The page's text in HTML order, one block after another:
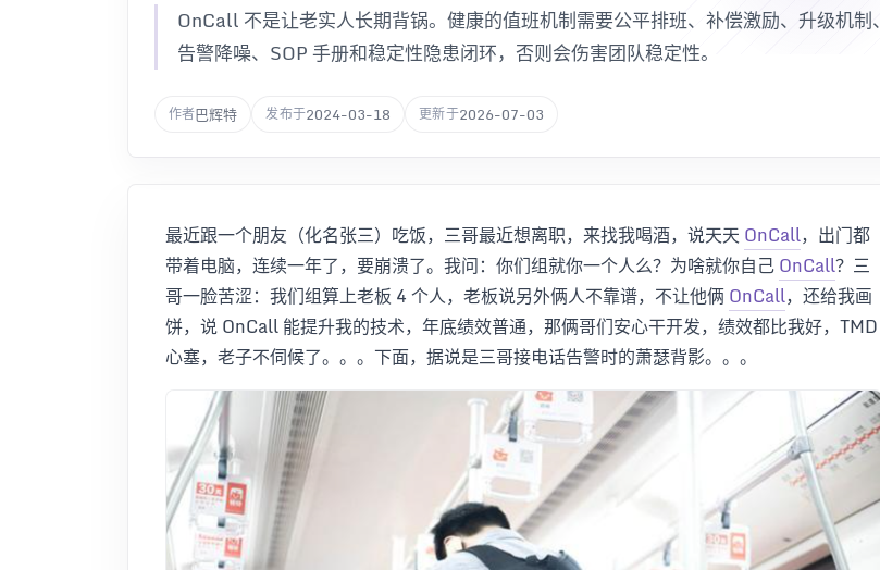
OnCall 不是让老实人长期背锅。健康的值班机制需要公平排班、补偿激励、升级机制、
告警降噪、SOP 手册和稳定性隐患闭环，否则会伤害团队稳定性。
作者巴辉特 发布于2024-03-18 更新于2026-07-03
最近跟一个朋友（化名张三）吃饭，三哥最近想离职，来找我喝酒，说天天OnCall，出门都
带着电脑，连续一年了，要崩溃了。我问：你们组就你一个人么？为啥就你自己OnCall？三
哥一脸苦涩：我们组算上老板 4 个人，老板说另外俩人不靠谱，不让他俩OnCall，还给我画
饼，说 OnCall 能提升我的技术，年底绩效普通，那俩哥们安心干开发，绩效都比我好，TMD
心塞，老子不伺候了。。。下面，据说是三哥接电话告警时的萧瑟背影。。。